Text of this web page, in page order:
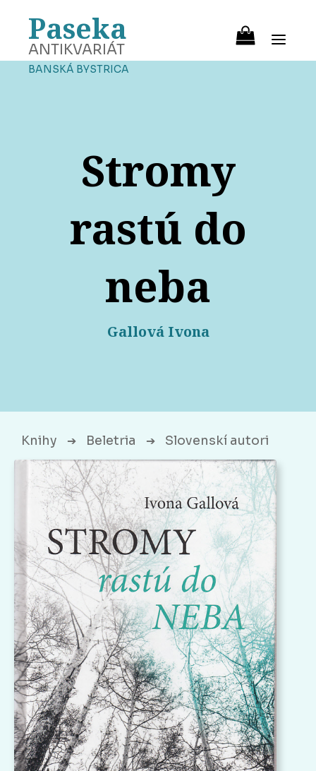
Paseka
ANTIKVARIÁT
BANSKÁ BYSTRICA
Stromy
rastú do
neba
Gallová Ivona
Knihy ➔ Beletria ➔ Slovenskí autori